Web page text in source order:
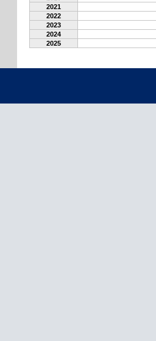
2021
2022
2023
2024
2025